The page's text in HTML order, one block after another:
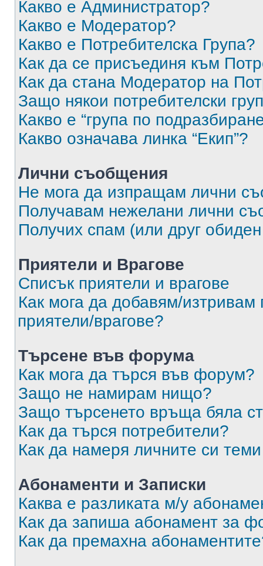
Какво е Администратор?
Какво е Модератор?
Какво е Потребителска Група?
Как да се присъединя към
Как да стана Модератор на
Защо някои потребителски
Какво е “група по
Какво означава линка “Екип”?
Лични съобщения
Не мога да изпращам лични
Получавам нежелани лични
Получих спам (или друг
Приятели и Врагове
Списък приятели и врагове
Как мога да добавям/изтривам
приятели/врагове?
Търсене във форума
Как мога да търся във форум?
Защо не намирам нищо?
Защо търсенето връща бяла
Как да търся потребители?
Как да намеря личните си
Абонаменти и Записки
Каква е разликата м/у
Как да запиша абонамент за
Как да премахна